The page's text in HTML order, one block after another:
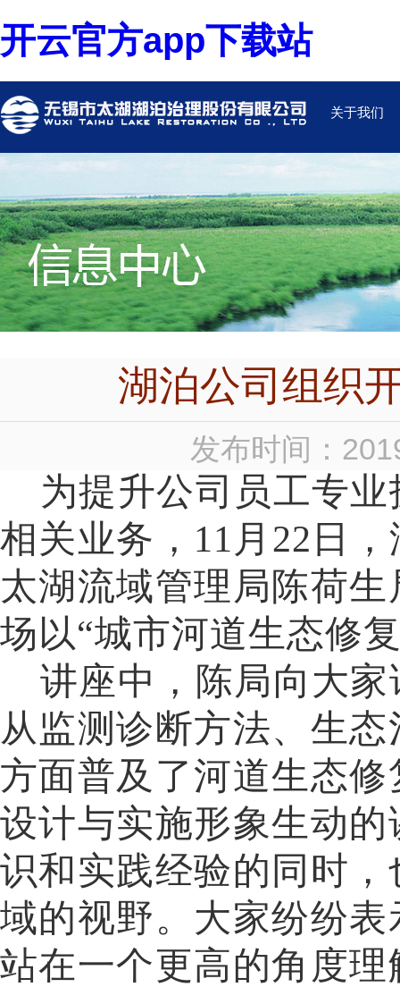
开云官方app下载站
关于我们
湖泊公司组织
发布时间：
为提升公司员工专
相关业务，11月22日
太湖流域管理局陈荷
场以“城市河道生态修
讲座中，陈局向大
从监测诊断方法、生
方面普及了河道生态
设计与实施形象生动
识和实践经验的同时
域的视野。大家纷纷
站在一个更高的角度